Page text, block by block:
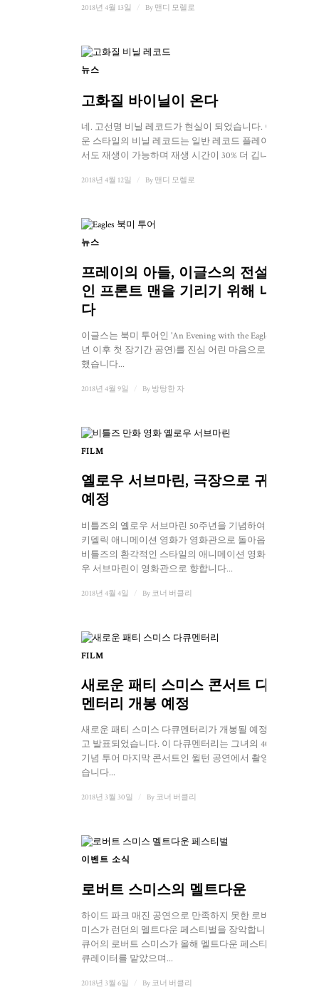
2018년 4월 13일 By 맨디 모렐로
뉴스
고화질 바이닐이 온다
네. 고선명 비닐 레코드가 현실이 되었습니다. 이 새로
운 스타일의 비닐 레코드는 일반 레코드 플레이어에
서도 재생이 가능하며 재생 시간이 30% 더 깁니다...
2018년 4월 12일 By 맨디 모렐로
뉴스
프레이의 아들, 이글스의 전설적
인 프론트 맨을 기리기 위해 나서
다
이글스는 북미 투어인 'An Evening with the Eagles'(2016
년 이후 첫 장기간 공연)를 진심 어린 마음으로 시작
했습니다...
2018년 4월 9일 By 방탕한 자
FILM
옐로우 서브마린, 극장으로 귀환
예정
비틀즈의 옐로우 서브마린 50주년을 기념하여, 사이
키델릭 애니메이션 영화가 영화관으로 돌아옵니다.
비틀즈의 환각적인 스타일의 애니메이션 영화 옐로
우 서브마린이 영화관으로 향합니다...
2018년 4월 4일 By 코너 버클리
FILM
새로운 패티 스미스 콘서트 다큐
멘터리 개봉 예정
새로운 패티 스미스 다큐멘터리가 개봉될 예정이라
고 발표되었습니다. 이 다큐멘터리는 그녀의 40주년
기념 투어 마지막 콘서트인 윌턴 공연에서 촬영되었
습니다...
2018년 3월 30일 By 코너 버클리
이벤트 소식
로버트 스미스의 멜트다운
하이드 파크 매진 공연으로 만족하지 못한 로버트 스
미스가 런던의 멜트다운 페스티벌을 장악합니다. 더
큐어의 로버트 스미스가 올해 멜트다운 페스티벌의
큐레이터를 맡았으며...
2018년 3월 6일 By 코너 버클리